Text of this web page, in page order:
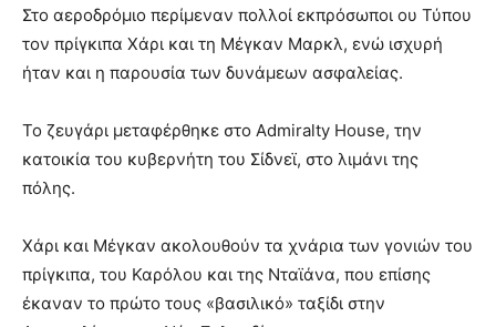
Στο αεροδρόμιο περίμεναν πολλοί εκπρόσωποι ου Τύπου
τον πρίγκιπα Χάρι και τη Μέγκαν Μαρκλ, ενώ ισχυρή
ήταν και η παρουσία των δυνάμεων ασφαλείας.
Το ζευγάρι μεταφέρθηκε στο Admiralty House, την
κατοικία του κυβερνήτη του Σίδνεϊ, στο λιμάνι της
πόλης.
Χάρι και Μέγκαν ακολουθούν τα χνάρια των γονιών του
πρίγκιπα, του Καρόλου και της Νταϊάνα, που επίσης
έκαναν το πρώτο τους «βασιλικό» ταξίδι στην